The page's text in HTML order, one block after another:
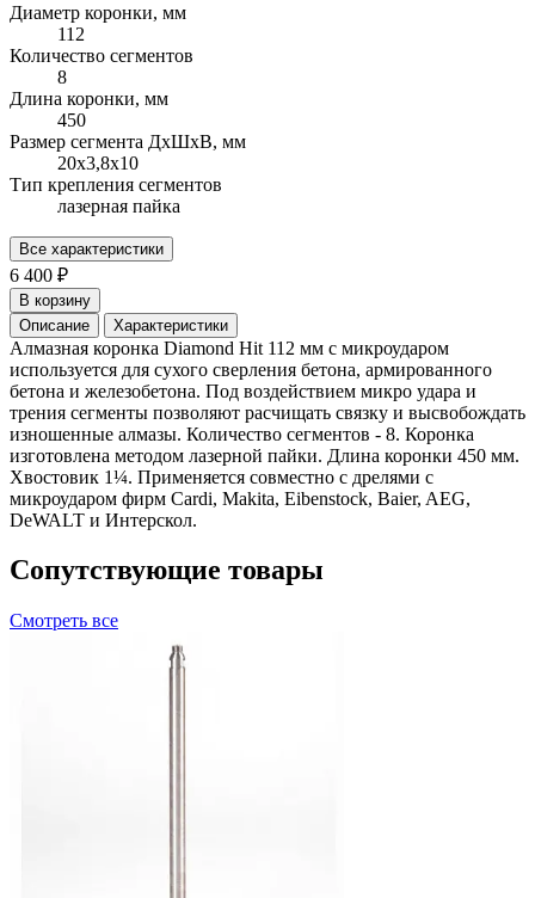
Диаметр коронки, мм
112
Количество сегментов
8
Длина коронки, мм
450
Размер сегмента ДхШхВ, мм
20х3,8х10
Тип крепления сегментов
лазерная пайка
Все характеристики
6 400 ₽
В корзину
Описание
Характеристики
Алмазная коронка Diamond Hit 112 мм с микроударом
используется для сухого сверления бетона, армированного
бетона и железобетона. Под воздействием микро удара и
трения сегменты позволяют расчищать связку и высвобождать
изношенные алмазы. Количество сегментов - 8. Коронка
изготовлена методом лазерной пайки. Длина коронки 450 мм.
Хвостовик 1¼. Применяется совместно с дрелями с
микроударом фирм Cardi, Makita, Eibenstock, Baier, AEG,
DeWALT и Интерскол.
Сопутствующие товары
Смотреть все